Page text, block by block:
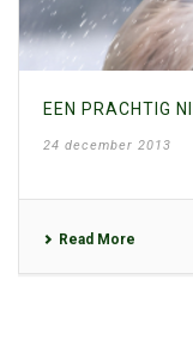
EEN PRACHTIG
24 december 2013
Read More